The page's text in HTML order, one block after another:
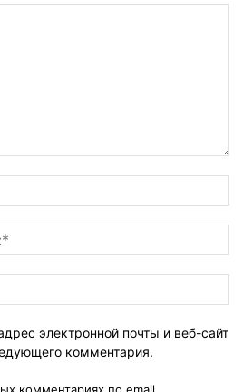
электронной почты и веб-сайт
комментария.